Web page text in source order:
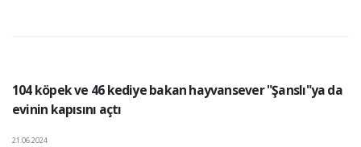
104 köpek ve 46 kediye bakan hayvansever "Şanslı"ya da
evinin kapısını açtı
21.06.2024